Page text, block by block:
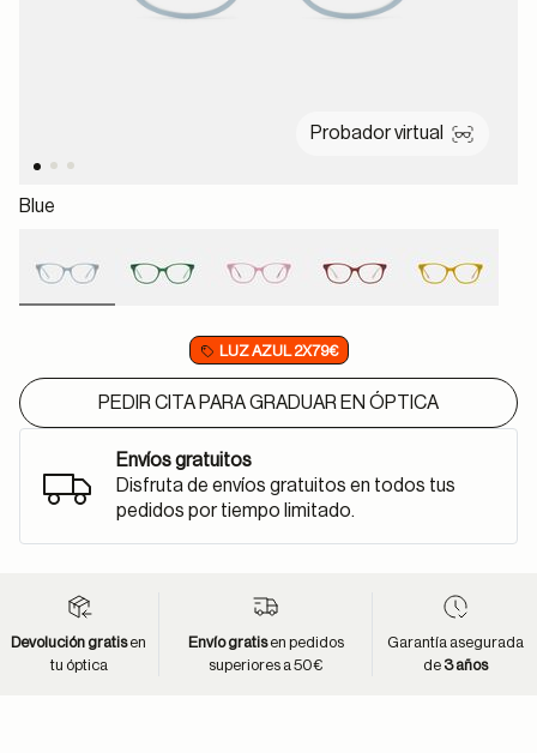
Probador virtual
Blue
LUZ AZUL 2X79€
PEDIR CITA PARA GRADUAR EN ÓPTICA
Envíos gratuitos
Disfruta de envíos gratuitos en todos tus
pedidos por tiempo limitado.
Devolución gratisen
tu óptica
Envío gratisen pedidos
superiores a 50€
Garantía asegurada
de 3 años